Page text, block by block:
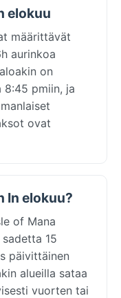
elokuu
määrittävät
aurinkoa
on
8:45 pmiin, ja
ovat
In elokuu?
of Mana
15
päivittäinen
alueilla sataa
vuorten tai